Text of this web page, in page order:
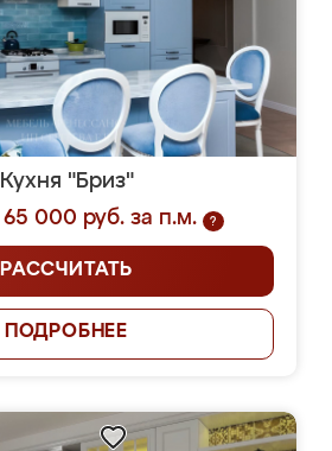
Кухня "Бриз"
65 000 руб. за п.м.
?
РАССЧИТАТЬ
ПОДРОБНЕЕ